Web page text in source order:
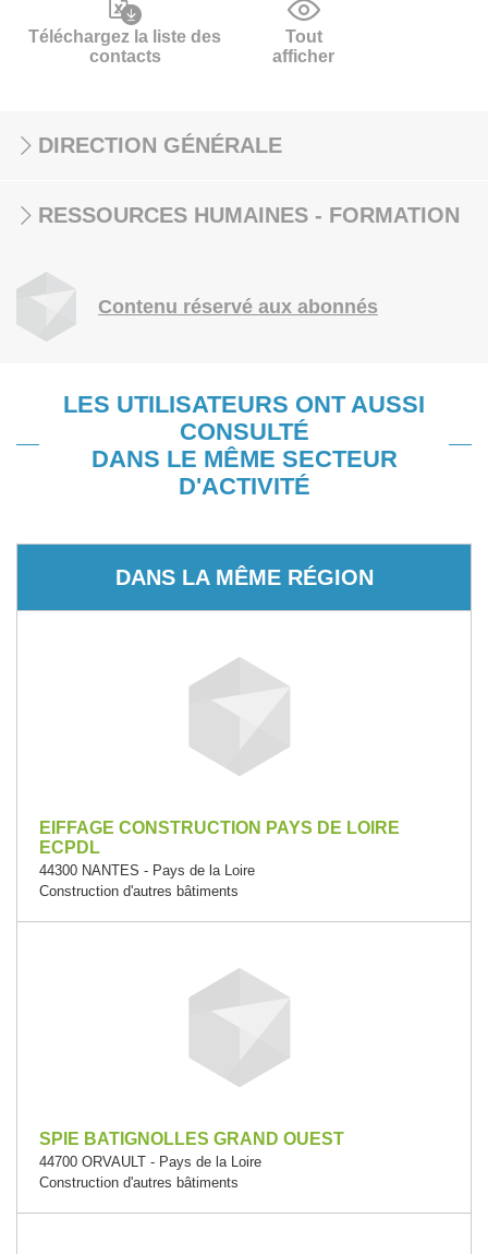
Téléchargez la liste des
contacts
Tout
afficher
DIRECTION GÉNÉRALE
RESSOURCES HUMAINES - FORMATION
Contenu réservé aux abonnés
LES UTILISATEURS ONT AUSSI
CONSULTÉ
DANS LE MÊME SECTEUR
D'ACTIVITÉ
DANS LA MÊME RÉGION
EIFFAGE CONSTRUCTION PAYS DE LOIRE
ECPDL
44300 NANTES - Pays de la Loire
Construction d'autres bâtiments
SPIE BATIGNOLLES GRAND OUEST
44700 ORVAULT - Pays de la Loire
Construction d'autres bâtiments